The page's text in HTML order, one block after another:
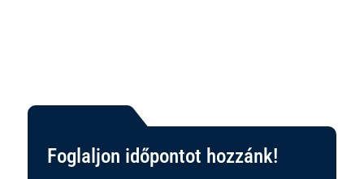
Foglaljon időpontot hozzánk!